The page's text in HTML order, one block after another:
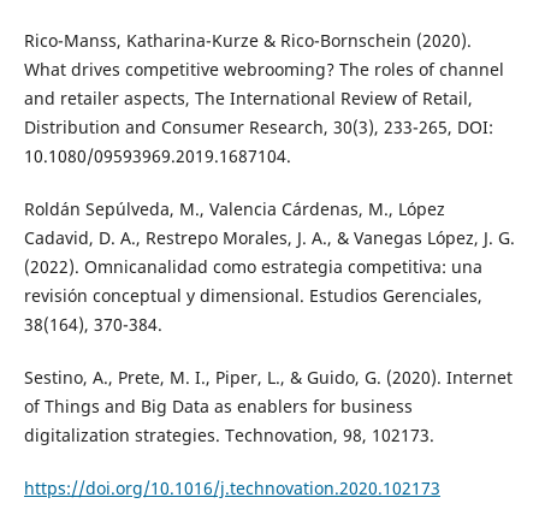
Rico-Manss, Katharina-Kurze & Rico-Bornschein (2020).
What drives competitive webrooming? The roles of channel
and retailer aspects, The International Review of Retail,
Distribution and Consumer Research, 30(3), 233-265, DOI:
10.1080/09593969.2019.1687104.
Roldán Sepúlveda, M., Valencia Cárdenas, M., López
Cadavid, D. A., Restrepo Morales, J. A., & Vanegas López, J. G.
(2022). Omnicanalidad como estrategia competitiva: una
revisión conceptual y dimensional. Estudios Gerenciales,
38(164), 370-384.
Sestino, A., Prete, M. I., Piper, L., & Guido, G. (2020). Internet
of Things and Big Data as enablers for business
digitalization strategies. Technovation, 98, 102173.
https://doi.org/10.1016/j.technovation.2020.102173